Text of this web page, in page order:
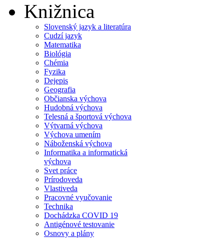
Knižnica
Slovenský jazyk a literatúra
Cudzí jazyk
Matematika
Biológia
Chémia
Fyzika
Dejepis
Geografia
Občianska výchova
Hudobná výchova
Telesná a športová výchova
Výtvarná výchova
Výchova umením
Náboženská výchova
Informatika a informatická
výchova
Svet práce
Prírodoveda
Vlastiveda
Pracovné vyučovanie
Technika
Dochádzka COVID 19
Antigénové testovanie
Osnovy a plány